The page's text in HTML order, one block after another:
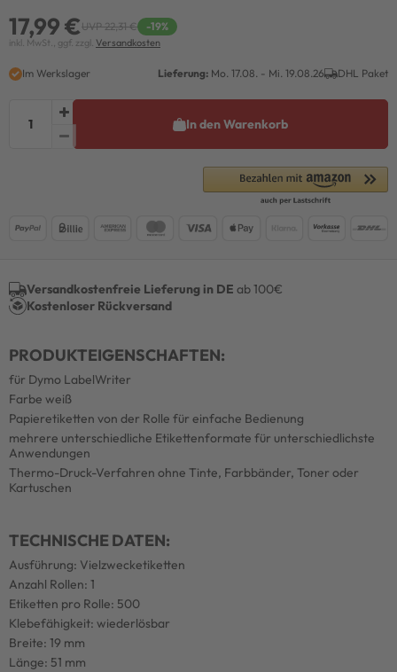
17,99 €UVP 22,31 € -19%
inkl. MwSt., ggf. zzgl. Versandkosten
Im Werkslager Lieferung: Mo. 17.08. - Mi. 19.08.26 DHL Paket
In den Warenkorb
Versandkostenfreie Lieferung in DE ab 100€
Kostenloser Rückversand
PRODUKTEIGENSCHAFTEN:
für Dymo LabelWriter
Farbe weiß
Papieretiketten von der Rolle für einfache Bedienung
mehrere unterschiedliche Etikettenformate für unterschiedlichste
Anwendungen
Thermo-Druck-Verfahren ohne Tinte, Farbbänder, Toner oder
Kartuschen
TECHNISCHE DATEN:
Ausführung: Vielzwecketiketten
Anzahl Rollen: 1
Etiketten pro Rolle: 500
Klebefähigkeit: wiederlösbar
Breite: 19 mm
Länge: 51 mm